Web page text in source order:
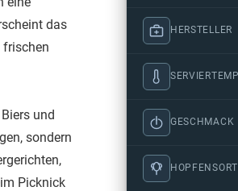
das
frischen
und
sondern
Picknick
HERSTELLER
GESCHMACK